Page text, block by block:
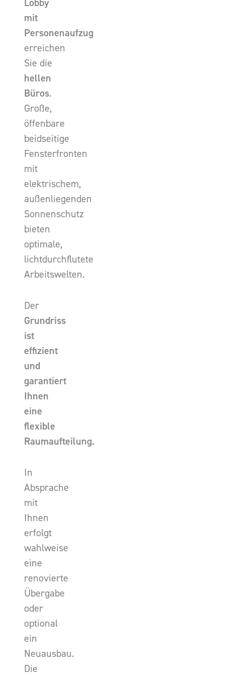
Lobby
mit
Personenaufzug
erreichen
Sie die
hellen
Büros.
Große,
öffenbare
beidseitige
Fensterfronten
mit
elektrischem,
außenliegenden
Sonnenschutz
bieten
optimale,
lichtdurchflutete
Arbeitswelten.
Der
Grundriss
ist
effizient
und
garantiert
Ihnen
eine
flexible
Raumaufteilung.
In
Absprache
mit
Ihnen
erfolgt
wahlweise
eine
renovierte
Übergabe
oder
optional
ein
Neuausbau.
Die